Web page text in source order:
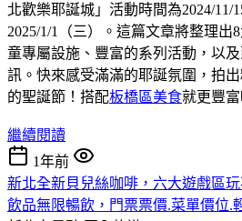
北歡樂耶誕城」活動時間為2024/11/
2025/1/1（三）。這篇文章將整理出
童專屬設施、豐富的系列活動，以
訊。快來感受滿滿的耶誕氛圍，拍
的聖誕節！搭配板橋區美食就更豐
繼續閱讀
1年前
新北全新貝兒絲咖啡，六大遊戲區
飲品無限暢飲，門票票價.菜單價位.